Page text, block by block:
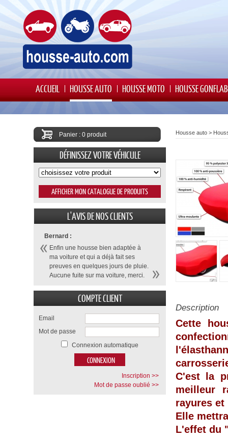
ACCUEIL HOUSSE AUTO HOUSSE MOTO HOUSSE
Housse auto >
Description
Cette
C'est la
meilleur
rayures
Elle
L'effet du
Panier : 0 produit
DÉFINISSEZ VOTRE VÉHICULE
L'AVIS DE NOS CLIENTS
Bernard :
Enfin une housse bien adaptée à
ma voiture et qui a déjà fait ses
preuves en quelques jours de pluie.
Aucune fuite sur ma voiture, merci.
COMPTE CLIENT
Email
Mot de passe
Connexion automatique
Inscription >>
Mot de passe oublié >>